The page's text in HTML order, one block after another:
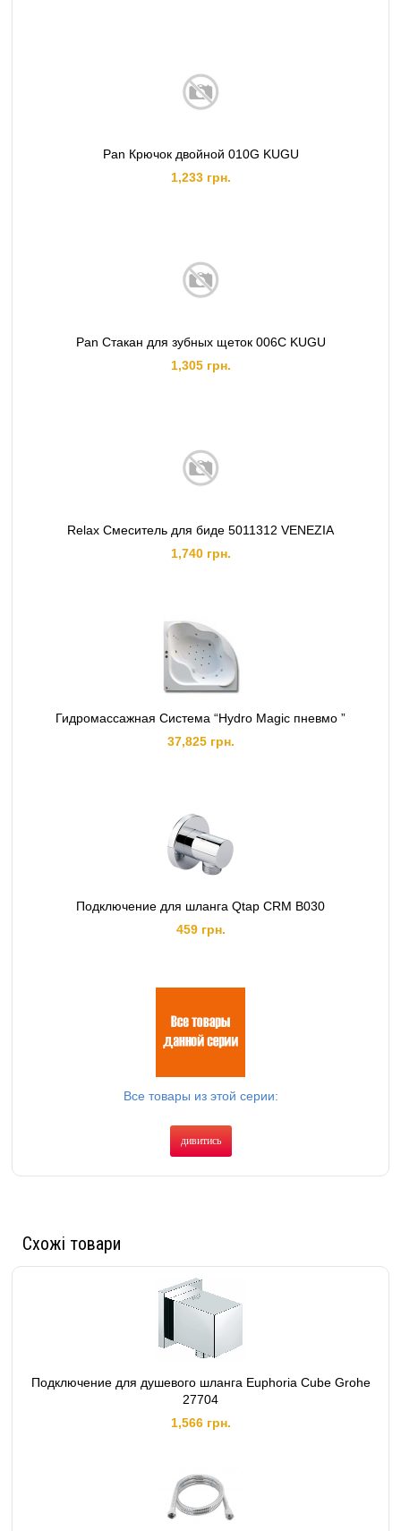
Pan Крючок двойной 010G KUGU
1,233 грн.
Pan Стакан для зубных щеток 006C KUGU
1,305 грн.
Relax Смеситель для биде 5011312 VENEZIA
1,740 грн.
Гидромассажная Система “Hydro Magic пневмо ”
37,825 грн.
Подключение для шланга Qtap CRM B030
459 грн.
Все товары из этой серии:
дивитись
Схожі товари
Подключение для душевого шланга Euphoria Cube Grohe
27704
1,566 грн.